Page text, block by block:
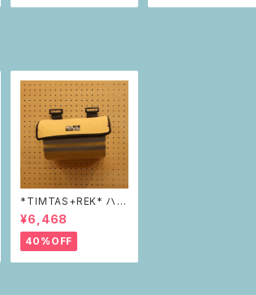
*TIMTAS+REK* ハン
ドルバーバッグ
¥6,468
40%OFF